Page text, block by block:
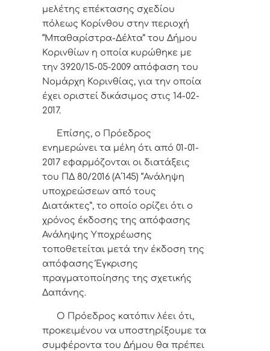
μελέτης επέκτασης σχεδίου
πόλεως Κορίνθου στην περιοχή
“Μπαθαρίστρα-Δέλτα” του Δήμου
Κορινθίων η οποία κυρώθηκε με
την 3920/15-05-2009 απόφαση του
Νομάρχη Κορινθίας, για την οποία
έχει οριστεί δικάσιμος στις 14-02-
2017.
Επίσης, ο Πρόεδρος
ενημερώνει τα μέλη ότι από 01-01-
2017 εφαρμόζονται οι διατάξεις
του ΠΔ 80/2016 (Α΄145) “Ανάληψη
υποχρεώσεων από τους
Διατάκτες”, το οποίο ορίζει ότι ο
χρόνος έκδοσης της απόφασης
Ανάληψης Υποχρέωσης
τοποθετείται μετά την έκδοση της
απόφασης Έγκρισης
πραγματοποίησης της σχετικής
Δαπάνης.
Ο Πρόεδρος κατόπιν λέει ότι,
προκειμένου να υποστηρίξουμε τα
συμφέροντα του Δήμου θα πρέπει